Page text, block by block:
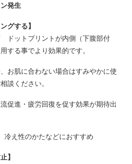
発生
グする】
ドットプリントが内側（下腹部付
する事でより効果的です。
お肌に合わない場合はすみやかに使
談ください。
促進・疲労回復を促す効果が期待出
冷え性のかたなどにおすすめ
】